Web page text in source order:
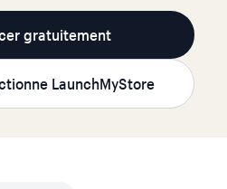
gratuitement
LaunchMyStore